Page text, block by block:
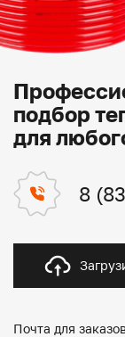
подбор
для
8
Почта для